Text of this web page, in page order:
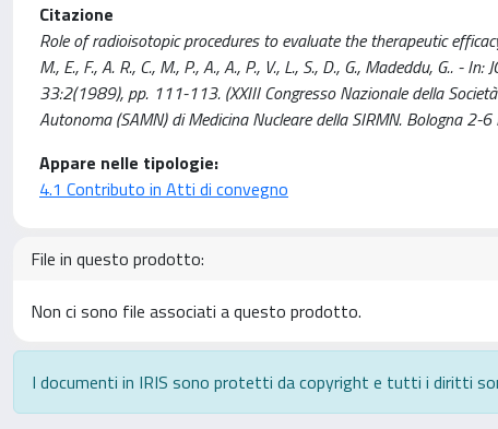
Citazione
Role of radioisotopic procedures to evaluate the therapeutic
M., E., F., A. R., C., M., P., A., A., P., V., L., S., D., G., Madeddu, G.. -
33:2(1989), pp. 111-113. (XXIII Congresso Nazionale della
Autonoma (SAMN) di Medicina Nucleare della SIRMN. Bologna 2-
Appare nelle tipologie:
4.1 Contributo in Atti di convegno
File in questo prodotto:
Non ci sono file associati a questo prodotto.
I documenti in IRIS sono protetti da copyright e tutti i diritti